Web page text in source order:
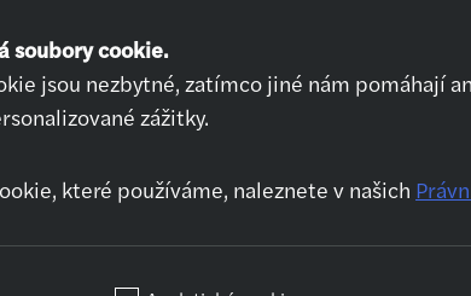
Přihlásit se
Chci pracovat
Jak se připravit na
O nás
pohovor
soubory cookie.
jsou nezbytné, zatímco jiné nám pomáhají
zážitky.
které používáme, naleznete v našich